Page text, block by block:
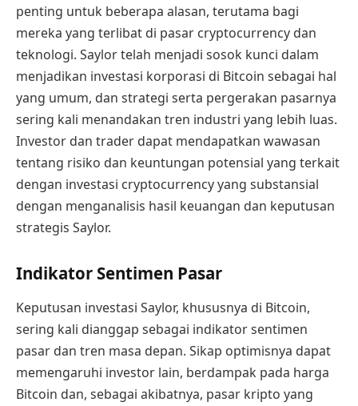
penting untuk beberapa alasan, terutama bagi
mereka yang terlibat di pasar cryptocurrency dan
teknologi. Saylor telah menjadi sosok kunci dalam
menjadikan investasi korporasi di Bitcoin sebagai hal
yang umum, dan strategi serta pergerakan pasarnya
sering kali menandakan tren industri yang lebih luas.
Investor dan trader dapat mendapatkan wawasan
tentang risiko dan keuntungan potensial yang terkait
dengan investasi cryptocurrency yang substansial
dengan menganalisis hasil keuangan dan keputusan
strategis Saylor.
Indikator Sentimen Pasar
Keputusan investasi Saylor, khususnya di Bitcoin,
sering kali dianggap sebagai indikator sentimen
pasar dan tren masa depan. Sikap optimisnya dapat
memengaruhi investor lain, berdampak pada harga
Bitcoin dan, sebagai akibatnya, pasar kripto yang